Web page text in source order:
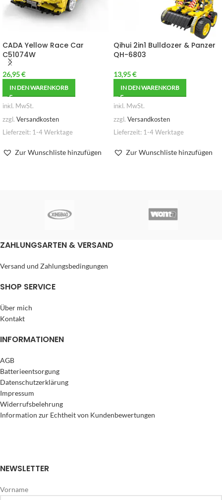
CADA Yellow Race Car
C51074W
26,95€
IN DEN WARENKORB
inkl. MwSt.
zzgl. Versandkosten
Lieferzeit: 1-4 Werktage
Zur Wunschliste hinzufügen
Qihui 2in1 Bulldozer & Panzer
QH-6803
13,95€
IN DEN WARENKORB
inkl. MwSt.
zzgl. Versandkosten
Lieferzeit: 1-4 Werktage
Zur Wunschliste hinzufügen
ZAHLUNGSARTEN & VERSAND
Versand und Zahlungsbedingungen
SHOP SERVICE
Über mich
Kontakt
INFORMATIONEN
AGB
Batterieentsorgung
Datenschutzerklärung
Impressum
Widerrufsbelehrung
Information zur Echtheit von Kundenbewertungen
NEWSLETTER
Vorname